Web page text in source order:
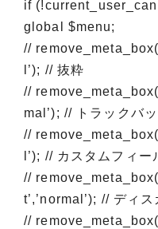
if
global $menu;
//
l’); // 抜粋
//
mal’); // トラックバ
//
l’); // カスタムフィー
//
t’,’normal’); // ディ
//